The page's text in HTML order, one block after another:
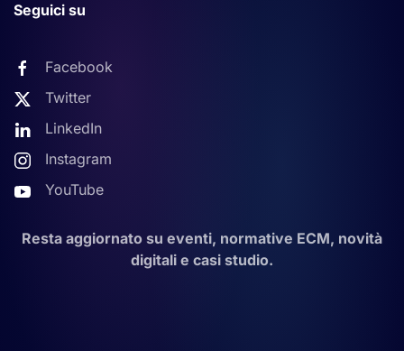
Seguici su
Facebook
Twitter
LinkedIn
Instagram
YouTube
Resta aggiornato su eventi, normative ECM, novità
digitali e casi studio.